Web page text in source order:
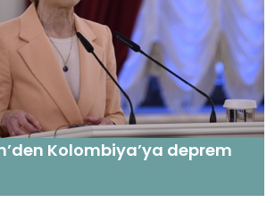
Kolombiya’ya deprem